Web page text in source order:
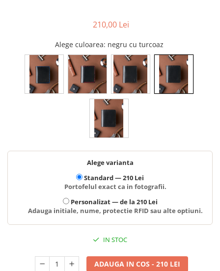
210,00 Lei
Alege culoarea: negru cu turcoaz
Alege varianta
Standard —210 Lei
Portofelul exact ca in fotografii.
Personalizat —de la 210 Lei
Adauga initiale, nume, protectie RFID sau alte optiuni.
IN STOC
ADAUGA IN COS - 210 LEI